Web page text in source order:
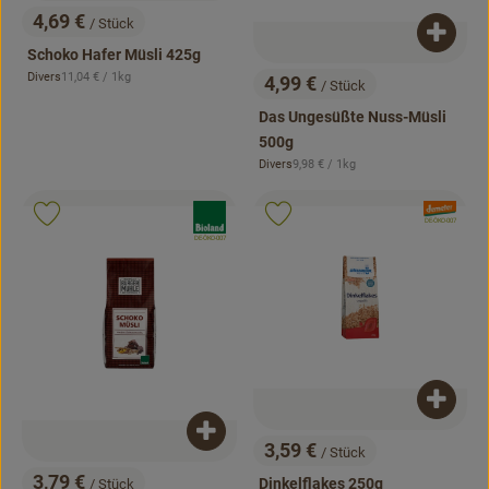
, Preis:
4,69 € / Stück
Schoko Hafer Müsli 425g
, Herkunft:
Divers, Referenzpreis:
11,04 € / 1kg
, Preis:
4,99 € / Stück
Das Ungesüßte Nuss-Müsli
500g
, Herkunft:
Divers, Referenzpreis:
9,98 € / 1kg
3,79 € / Stück
Produkt zum Warenkorb hinzufügen
, Kontrollstelle:
DE-ÖKO-007
, Preis:
3,59 € / Stück
Dinkelflakes 250g
, Verband:
, Kontrollstelle:
DE-ÖKO-007
Produkt zu Favouriten hinzufügen